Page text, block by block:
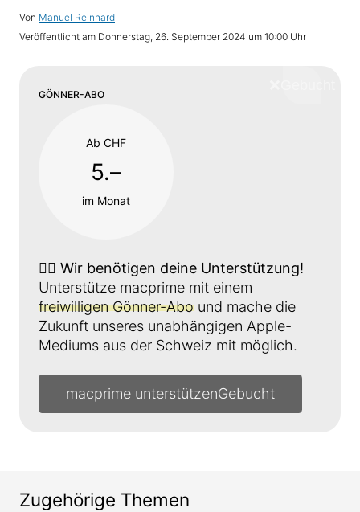
Von Manuel Reinhard
Veröffentlicht am Donnerstag, 26. September 2024 um 10:00 Uhr
GÖNNER-ABO
Ab CHF
5.–
im Monat
👉🏼 Wir benötigen deine Unterstützung!
Unterstütze macprime mit einem
freiwilligen Gönner-Abo und mache die
Zukunft unseres unabhängigen Apple-
Mediums aus der Schweiz mit möglich.
macprime unterstützen
Zugehörige Themen